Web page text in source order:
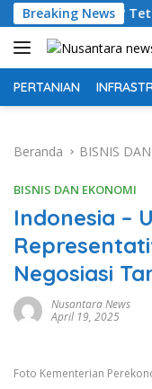
Langsung
ke
konten
Breaking News
Tetap
PERTANIAN
Beranda BISNIS
BISNIS DAN EKONOMI
Indonesia –
Negosiasi
Nusantara News
April 19, 2025
Foto Kementerian